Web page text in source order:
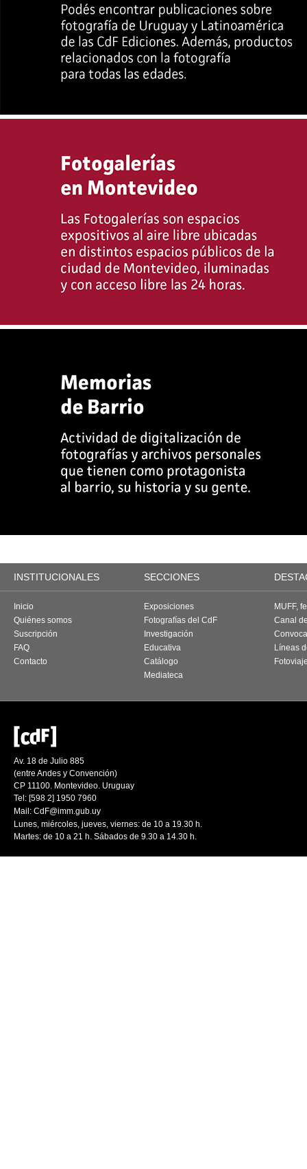
INSTITUCIONALES SECCIONES
Inicio
Quiénes somos
Suscripción
FAQ
Contacto
Exposiciones
Fotografías del CdF
Investigación
Educativa
Catálogo
Mediateca
MUFF,
Canal
Líneas
Av. 18 de Julio 885
(entre Andes y Convención)
CP 11100. Montevideo. Uruguay
Tel: [598 2] 1950 7960
Mail: CdF@imm.gub.uy
Lunes, miércoles, jueves, viernes: de 10 a 19.30 h.
Martes: de 10 a 21 h. Sábados de 9.30 a 14.30 h.